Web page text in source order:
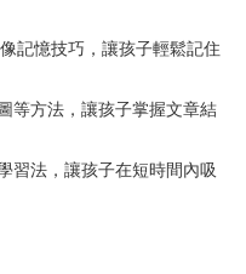
記憶技巧，讓孩子輕鬆記住
等方法，讓孩子掌握文章結
習法，讓孩子在短時間內吸